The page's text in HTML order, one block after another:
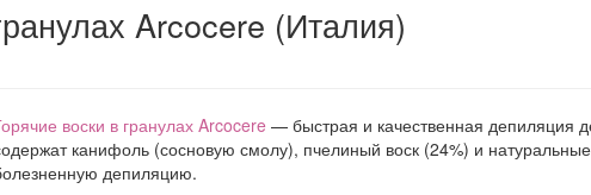
Arcocere (Италия)
воски в гранулах Arcocere — быстрая и качественная депиляция
канифоль (сосновую смолу), пчелиный воск (24%) и
депиляцию.